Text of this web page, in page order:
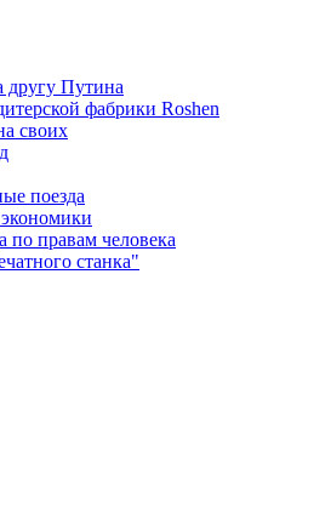
другу Путина
фабрики Roshen
своих
поезда
по правам человека
станка"